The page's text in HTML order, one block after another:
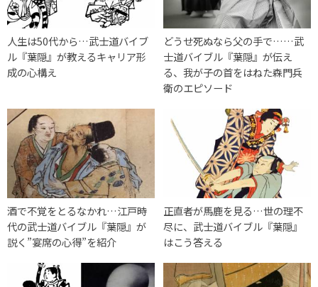
人生は50代から…武士道バイブ
ル『葉隠』が教えるキャリア形
成の心構え
どうせ死ぬなら父の手で……武
士道バイブル『葉隠』が伝え
る、我が子の首をはねた森門兵
衛のエピソード
酒で不覚をとるなかれ…江戸時
代の武士道バイブル『葉隠』が
説く”宴席の心得”を紹介
正直者が馬鹿を見る…世の理不
尽に、武士道バイブル『葉隠』
はこう答える